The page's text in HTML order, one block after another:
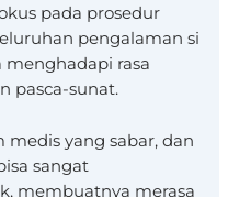
pada prosedur
pengalaman si
rasa
pasca-sunat.
yang sabar, dan
sangat
membuatnya merasa